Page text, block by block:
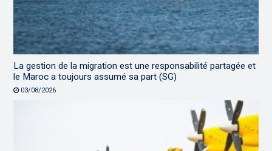
La gestion de la migration est une responsabilité partagée et
le Maroc a toujours assumé sa part (SG)
03/08/2026